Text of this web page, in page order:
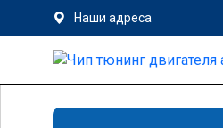
Наши адреса